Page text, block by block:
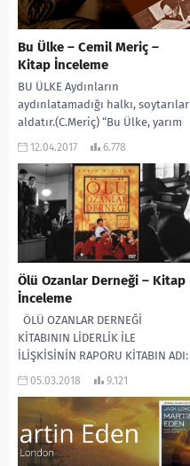
Bu Ülke – Cemil Meriç –
Kitap İnceleme
BU ÜLKE Aydınların
aydınlatamadığı halkı, soytarılar
aldatır.(C.Meriç) “Bu Ülke, yarım
asırlık bir tetebbuun(araştırma),
usaresi(öz su). Bir...
12.04.2017 6.778
Ölü Ozanlar Derneği – Kitap
İnceleme
ÖLÜ OZANLAR DERNEĞİ
KİTABININ LİDERLİK İLE
İLİŞKİSİNİN RAPORU KİTABIN ADI:
Ölü Ozanlar Derneği KİTABIN
SAYISI:...
05.03.2018 9.121